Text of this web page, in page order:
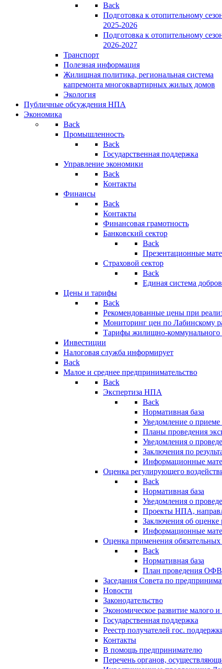
Back
Подготовка к отопительному
2025-2026
Подготовка к отопительному
2026-2027
Транспорт
Полезная информация
Жилищная политика, региональная система
капремонта многоквартирных жилых домов
Экология
Публичные обсуждения НПА
Экономика
Back
Промышленность
Back
Государственная поддержка
Управление экономики
Back
Контакты
Финансы
Back
Контакты
Финансовая грамотность
Банковский сектор
Back
Презентационные
Страховой сектор
Back
Единая система
Цены и тарифы
Back
Рекомендованные цены при
Мониторинг цен по Лабинскому
Тарифы жилищно-коммунального
Инвестиции
Налоговая служба информирует
Back
Малое и среднее предпринимательство
Back
Экспертиза НПА
Back
Нормативная база
Уведомление о
Планы проведения
Уведомления о
Заключения по
Информационные
Оценка регулирующего
Back
Нормативная база
Уведомления о
Проекты НПА,
Заключения об
Информационные
Оценка применения
Back
Нормативная база
План проведения
Заседания Совета по
Новости
Законодательство
Экономическое развитие малого и
Государственная поддержка
Реестр получателей гос.
Контакты
В помощь предпринимателю
Перечень органов,